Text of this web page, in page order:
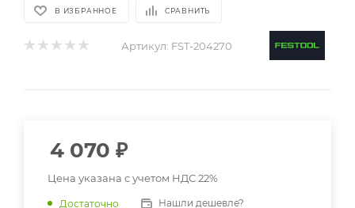
В ИЗБРАННОЕ СРАВНИТЬ
Артикул: FST-204270
4 070 ₽
Цена указана с учетом НДС 22%
Достаточно Нашли дешевле?